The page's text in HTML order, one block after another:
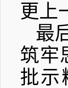
更上
最
筑牢
批示